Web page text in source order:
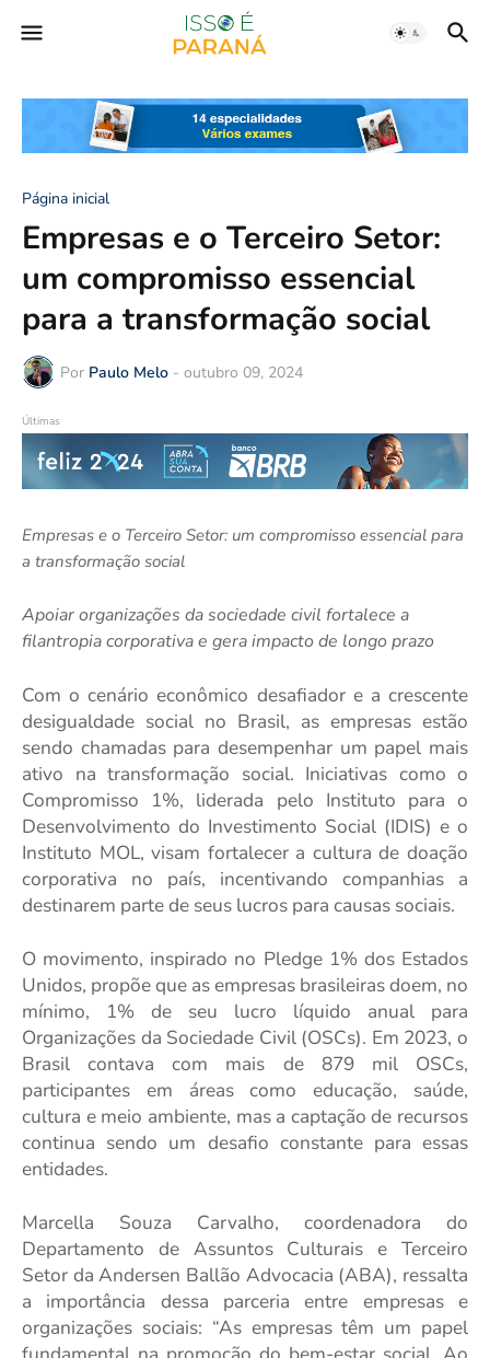
Página inicial
Empresas e o Terceiro Setor:
um compromisso essencial
para a transformação social
Por Paulo Melo - outubro 09, 2024
Últimas
Empresas e o Terceiro Setor: um compromisso essencial para
a transformação social
Apoiar organizações da sociedade civil fortalece a
filantropia corporativa e gera impacto de longo prazo
Com o cenário econômico desafiador e a crescente
desigualdade social no Brasil, as empresas estão
sendo chamadas para desempenhar um papel mais
ativo na transformação social. Iniciativas como o
Compromisso 1%, liderada pelo Instituto para o
Desenvolvimento do Investimento Social (IDIS) e o
Instituto MOL, visam fortalecer a cultura de doação
corporativa no país, incentivando companhias a
destinarem parte de seus lucros para causas sociais.
O movimento, inspirado no Pledge 1% dos Estados
Unidos, propõe que as empresas brasileiras doem, no
mínimo, 1% de seu lucro líquido anual para
Organizações da Sociedade Civil (OSCs). Em 2023, o
Brasil contava com mais de 879 mil OSCs,
participantes em áreas como educação, saúde,
cultura e meio ambiente, mas a captação de recursos
continua sendo um desafio constante para essas
entidades.
Marcella Souza Carvalho, coordenadora do
Departamento de Assuntos Culturais e Terceiro
Setor da Andersen Ballão Advocacia (ABA), ressalta
a importância dessa parceria entre empresas e
organizações sociais: “As empresas têm um papel